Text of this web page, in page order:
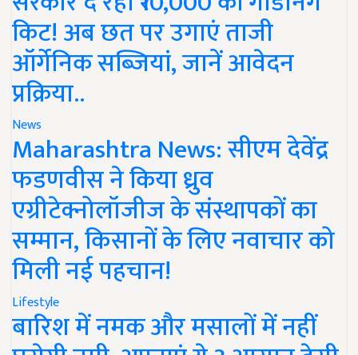
किट! अब छत पर उगाएं ताजी
ऑर्गेनिक सब्जियां, जानें आवेदन
प्रक्रिया..
News
Maharashtra News: सीएम देवेंद्र
फडणवीस ने किया ध्रुव
एग्रीटेक्नोलॉजीज के संस्थापकों का
सम्मान, किसानों के लिए नवाचार को
मिली नई पहचान!
Lifestyle
बारिश में नमक और मसालों में नहीं